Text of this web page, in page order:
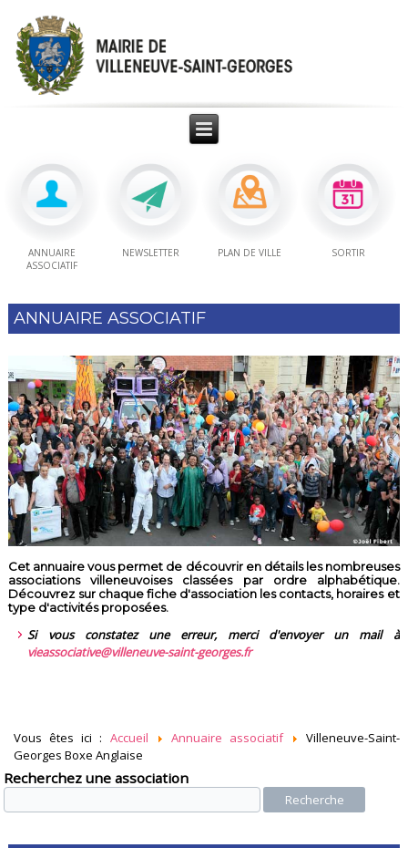
ANNUAIRE
ASSOCIATIF
NEWSLETTER PLAN DE VILLE SORTIR
ANNUAIRE ASSOCIATIF
Cet annuaire vous permet de découvrir en détails les nombreuses
associations villeneuvoises classées par ordre alphabétique.
Découvrez sur chaque fiche d'association les contacts, horaires et
type d'activités proposées.
Si vous constatez une erreur, merci d'envoyer un mail à
vieassociative@villeneuve-saint-georges.fr
Vous êtes ici : Accueil Annuaire associatif
Villeneuve-Saint-
Georges Boxe Anglaise
Recherchez une association
Recherche